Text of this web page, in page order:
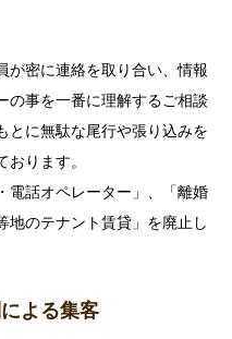
が密に連絡を取り合い、情報
の事を一番に理解するご相談
とに無駄な尾行や張り込みを
ります。
電話オペレーター」、「離婚
地のテナント賃貸」を廃止し
よる集客